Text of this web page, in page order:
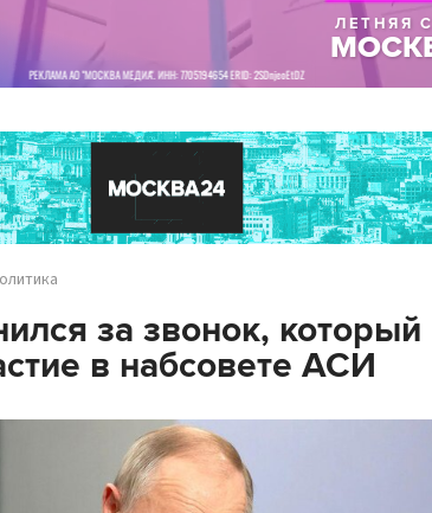
за звонок, который
в набсовете АСИ